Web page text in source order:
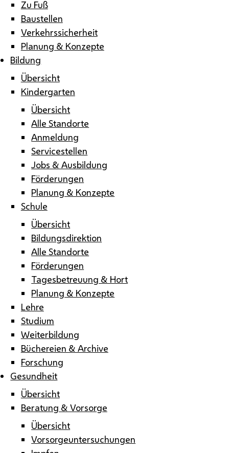
Zu Fuß
Baustellen
Verkehrssicherheit
Planung & Konzepte
Bildung
Übersicht
Kindergarten
Übersicht
Alle Standorte
Anmeldung
Servicestellen
Jobs & Ausbildung
Förderungen
Planung & Konzepte
Schule
Übersicht
Bildungsdirektion
Alle Standorte
Förderungen
Tagesbetreuung & Hort
Planung & Konzepte
Lehre
Studium
Weiterbildung
Büchereien & Archive
Forschung
Gesundheit
Übersicht
Beratung & Vorsorge
Übersicht
Vorsorgeuntersuchungen